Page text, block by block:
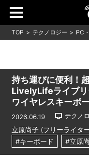
TOP テクノロジー PC
持ち運びに便利！
LivelyLifeライブリ
ワイヤレスキーボ
2026.06.19 テクノ
立原尚子 (フリーライタ
#キーボード
#立原